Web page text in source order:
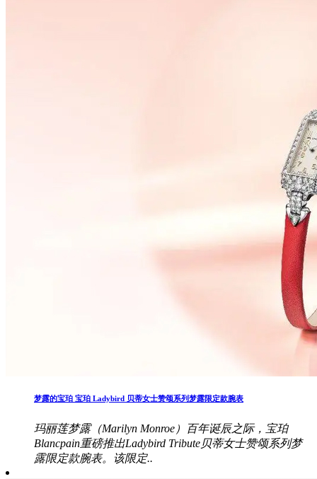
梦露的宝珀 宝珀 Ladybird 贝蒂女士赞颂系列梦露限定款腕表
玛丽莲梦露（Marilyn Monroe）百年诞辰之际，宝珀
Blancpain重磅推出Ladybird Tribute贝蒂女士赞颂系列梦
露限定款腕表。该限定..